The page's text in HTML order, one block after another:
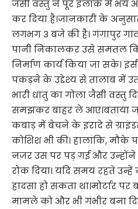
जैसी वस्तु ने पूरे इलाके में भय
कर दिया है।जानकारी के
लगभग 3 बजे की है। गंगापुर
पानी निकालकर उसे समतल
निर्माण कार्य किया जा सके।
पकड़ने के उद्देश्य से तालाब में
भारी धातु का गोला जैसी वस्तु
समझकर बाहर ले आए।बताया
कबाड़ में बेचने के इरादे से
कोशिश भी की। हालांकि,
नजर उस पर पड़ गई और
रोक दिया। यदि समय रहते उन्हें
हादसा हो सकता था।मोर्टार
मामले को और भी गंभीर बना